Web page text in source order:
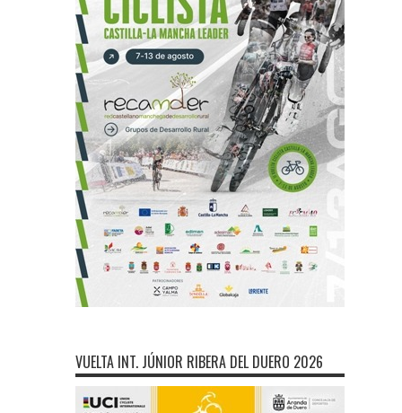
VUELTA INT. JÚNIOR RIBERA DEL DUERO 2026